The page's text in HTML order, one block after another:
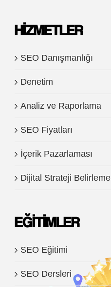
HIZMETLER
SEO Danışmanlığı
Denetim
Analiz ve Raporlama
SEO Fiyatları
İçerik Pazarlaması
Dijital Strateji Belirleme
EĞITIMLER
SEO Eğitimi
SEO Dersleri